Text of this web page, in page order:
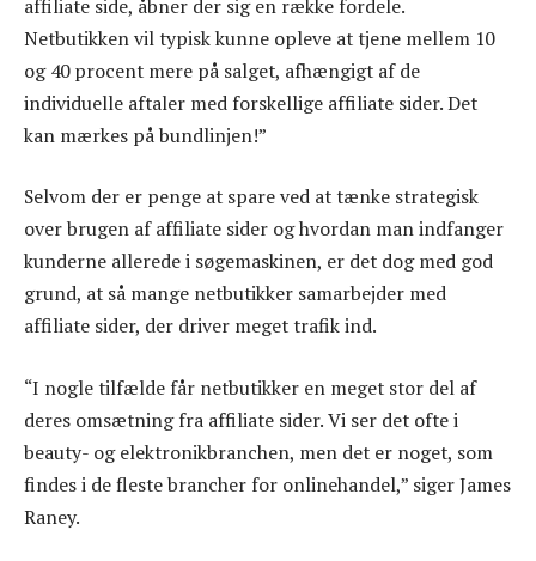
affiliate side, åbner der sig en række fordele.
Netbutikken vil typisk kunne opleve at tjene mellem 10
og 40 procent mere på salget, afhængigt af de
individuelle aftaler med forskellige affiliate sider. Det
kan mærkes på bundlinjen!”
Selvom der er penge at spare ved at tænke strategisk
over brugen af affiliate sider og hvordan man indfanger
kunderne allerede i søgemaskinen, er det dog med god
grund, at så mange netbutikker samarbejder med
affiliate sider, der driver meget trafik ind.
“I nogle tilfælde får netbutikker en meget stor del af
deres omsætning fra affiliate sider. Vi ser det ofte i
beauty- og elektronikbranchen, men det er noget, som
findes i de fleste brancher for onlinehandel,” siger James
Raney.